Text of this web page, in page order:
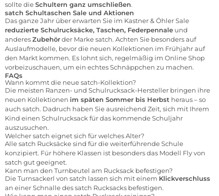
sollte dieSchultern ganz umschließen.
satch Schultaschen Sale und Aktionen
Das ganze Jahr über erwarten Sie im Kastner & Öhler Sale
reduzierte Schulrucksäcke, Taschen, Federpennale und
anderesZubehörder Marke satch. Achten Sie besonders auf
Auslaufmodelle, bevor die neuen Kollektionen im Frühjahr auf
den Markt kommen. Es lohnt sich, regelmäßig im Online Shop
vorbeizuschauen, um ein echtes Schnäppchen zu machen.
FAQs
Wann kommt die neue satch-Kollektion?
Die meisten Ranzen- und Schulrucksack-Hersteller bringen ihre
neuen Kollektionen im späten Sommer bis Herbst heraus – so
auch satch. Dadruch haben Sie ausreichend Zeit, sich mit Ihrem
Kind einen Schulrucksack für das kommende Schuljahr
auszusuchen.
Welcher satch eignet sich für welches Alter?
Alle satch Rucksäcke sind für die weiterführende Schule
konzipiert. Für höhere Klassen ist besonders das Modell Fly von
satch gut geeignet.
Kann man den Turnbeutel am Rucksack befestigen?
Die Turnsackerl von satch lassen sich mit einem Klickverschluss
an einer Schnalle des satch Rucksacks befestigen.